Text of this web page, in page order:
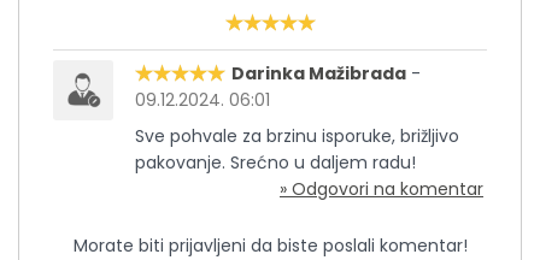
Darinka Mažibrada -
09.12.2024. 06:01
Sve pohvale za brzinu isporuke, brižljivo
pakovanje. Srećno u daljem radu!
» Odgovori na komentar
Morate biti prijavljeni da biste poslali komentar!